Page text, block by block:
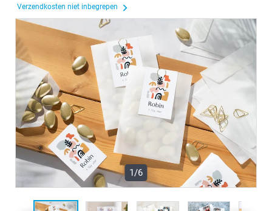
Verzendkosten niet inbegrepen
1/6